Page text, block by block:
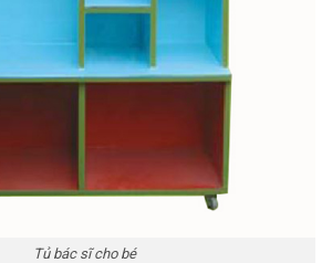
Tủ bác sĩ cho bé